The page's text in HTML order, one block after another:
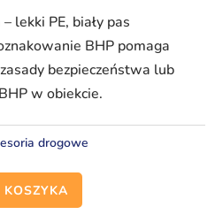
lekki PE, biały pas
BHP pomaga
bezpieczeństwa lub
w obiekcie.
drogowe